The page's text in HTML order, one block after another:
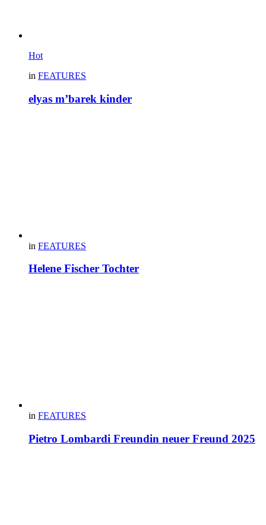
Hot
in FEATURES
elyas m’barek kinder
in FEATURES
Helene Fischer Tochter
in FEATURES
Pietro Lombardi Freundin neuer Freund 2025